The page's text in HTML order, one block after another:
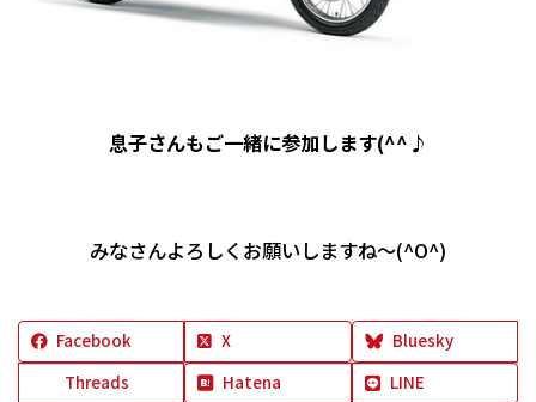
息子さんもご一緒に参加します(^^♪
みなさんよろしくお願いしますね～(^O^)
Facebook X
Bluesky
Threads
Hatena LINE